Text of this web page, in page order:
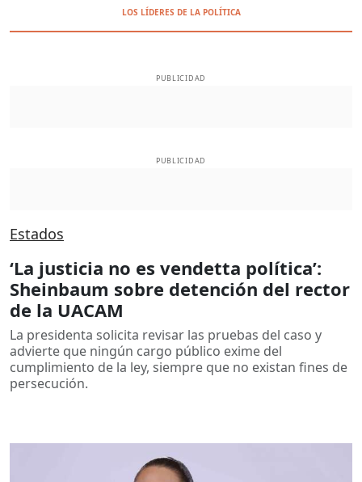
LOS LÍDERES DE LA POLÍTICA
PUBLICIDAD
PUBLICIDAD
Estados
‘La justicia no es vendetta política’:
Sheinbaum sobre detención del rector
de la UACAM
La presidenta solicita revisar las pruebas del caso y
advierte que ningún cargo público exime del
cumplimiento de la ley, siempre que no existan fines de
persecución.